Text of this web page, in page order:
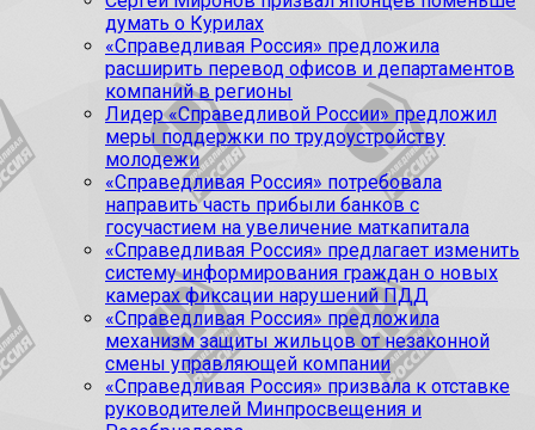
думать о Курилах
«Справедливая Россия» предложила
расширить перевод офисов и департаментов
компаний в регионы
Лидер «Справедливой России» предложил
меры поддержки по трудоустройству
молодежи
«Справедливая Россия» потребовала
направить часть прибыли банков с
госучастием на увеличение маткапитала
«Справедливая Россия» предлагает изменить
систему информирования граждан о новых
камерах фиксации нарушений ПДД
«Справедливая Россия» предложила
механизм защиты жильцов от незаконной
смены управляющей компании
«Справедливая Россия» призвала к отставке
руководителей Минпросвещения и